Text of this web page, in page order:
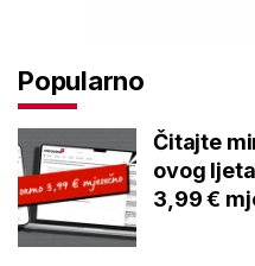
Popularno
Čitajte
ovog
3,99 €